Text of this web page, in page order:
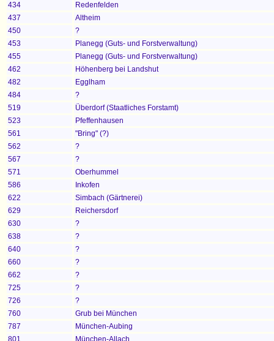
434
Redenfelden
437
Altheim
450
?
453
Planegg (Guts- und Forstverwaltung)
455
Planegg (Guts- und Forstverwaltung)
462
Höhenberg bei Landshut
482
Egglham
484
?
519
Überdorf (Staatliches Forstamt)
523
Pfeffenhausen
561
"Bring" (?)
562
?
567
?
571
Oberhummel
586
Inkofen
622
Simbach (Gärtnerei)
629
Reichersdorf
630
?
638
?
640
?
660
?
662
?
725
?
726
?
760
Grub bei München
787
München-Aubing
801
München-Allach